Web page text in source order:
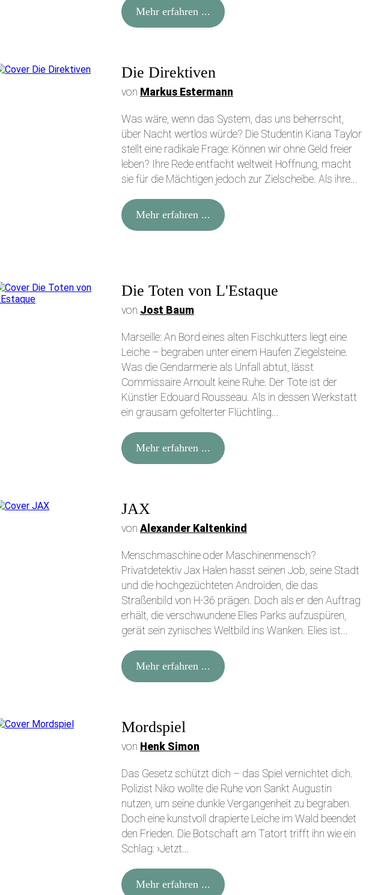
Mehr erfahren ...
Die Direktiven
von Markus Estermann
Was wäre, wenn das System, das uns beherrscht,
über Nacht wertlos würde? Die Studentin Kiana Taylor
stellt eine radikale Frage: Können wir ohne Geld freier
leben? Ihre Rede entfacht weltweit Hoffnung, macht
sie für die Mächtigen jedoch zur Zielscheibe. Als ihre...
Mehr erfahren ...
Die Toten von L'Estaque
von Jost Baum
Marseille: An Bord eines alten Fischkutters liegt eine
Leiche – begraben unter einem Haufen Ziegelsteine.
Was die Gendarmerie als Unfall abtut, lässt
Commissaire Arnoult keine Ruhe. Der Tote ist der
Künstler Edouard Rousseau. Als in dessen Werkstatt
ein grausam gefolterter Flüchtling...
Mehr erfahren ...
JAX
von Alexander Kaltenkind
Menschmaschine oder Maschinenmensch?
Privatdetektiv Jax Halen hasst seinen Job, seine Stadt
und die hochgezüchteten Androiden, die das
Straßenbild von H-36 prägen. Doch als er den Auftrag
erhält, die verschwundene Elies Parks aufzuspüren,
gerät sein zynisches Weltbild ins Wanken. Elies ist...
Mehr erfahren ...
Mordspiel
von Henk Simon
Das Gesetz schützt dich – das Spiel vernichtet dich.
Polizist Niko wollte die Ruhe von Sankt Augustin
nutzen, um seine dunkle Vergangenheit zu begraben.
Doch eine kunstvoll drapierte Leiche im Wald beendet
den Frieden. Die Botschaft am Tatort trifft ihn wie ein
Schlag: ›Jetzt...
Mehr erfahren ...